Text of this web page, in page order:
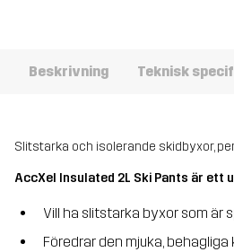
Beskrivning Teknisk
Slitstarka och isolerande skidbyxor,
AccXel Insulated 2L Ski Pants är ett
Vill ha slitstarka byxor som
Föredrar den mjuka,